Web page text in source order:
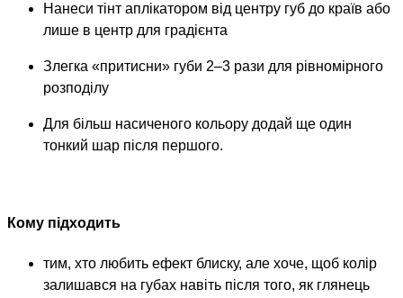
Нанеси тінт аплікатором від центру губ до країв або
лише в центр для градієнта
Злегка «притисни» губи 2–3 рази для рівномірного
розподілу
Для більш насиченого кольору додай ще один
тонкий шар після першого.
Кому підходить
тим, хто любить ефект блиску, але хоче, щоб колір
залишався на губах навіть після того, як глянець